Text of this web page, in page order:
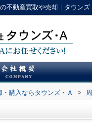
不動産買取や売却｜タウンズ
購入ならタウンズ・Ａ >